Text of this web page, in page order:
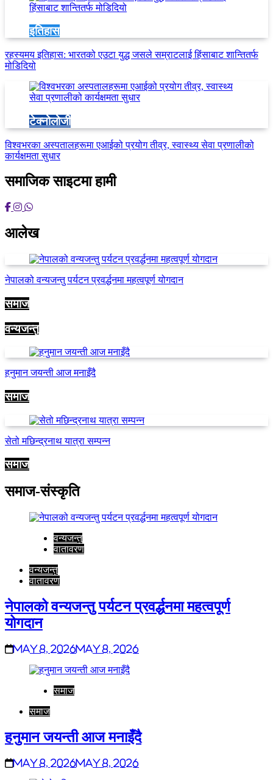
इतिहास
रहस्यमय इतिहास: भारतको एउटा युद्ध जसले सम्राटलाई हिंसाबाट शान्तितर्फ
मोडिदियो
टेक्नोलोजी
विश्वभरका अस्पतालहरूमा एआईको प्रयोग तीव्र, स्वास्थ्य सेवा प्रणालीको
कार्यक्षमता सुधार
समाजिक साइटमा हामी
आलेख
नेपालको वन्यजन्तु पर्यटन प्रवर्द्धनमा महत्वपूर्ण योगदान
समाज
वन्यजन्तु
हनुमान जयन्ती आज मनाइँदै
समाज
सेतो मछिन्द्रनाथ यात्रा सम्पन्न
समाज
समाज-संस्कृति
वन्यजन्तु
वातावरण
वन्यजन्तु
वातावरण
नेपालको वन्यजन्तु पर्यटन प्रवर्द्धनमा महत्वपूर्ण
योगदान
May 8, 2026May 8, 2026
समाज
समाज
हनुमान जयन्ती आज मनाइँदै
May 8, 2026May 8, 2026